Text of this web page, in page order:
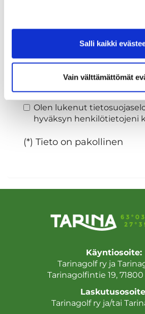
Salli kaikki
Vain välttämättömät
Haluan tilata Tarina Golf
Olen lukenut
hyväksyn henkilötietojeni
(*) Tieto on pakollinen
Käyntiosoite:
Tarinagolf ry ja
Tarinagolfintie 19,
Tarinagolf ry ja/tai